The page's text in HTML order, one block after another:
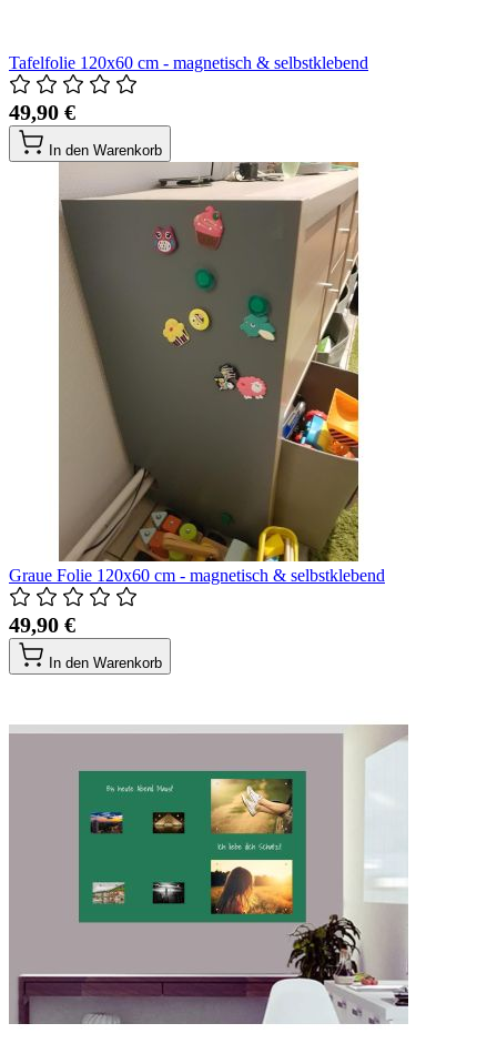
Tafelfolie 120x60 cm - magnetisch & selbstklebend
49,90 €
In den Warenkorb
Graue Folie 120x60 cm - magnetisch & selbstklebend
49,90 €
In den Warenkorb